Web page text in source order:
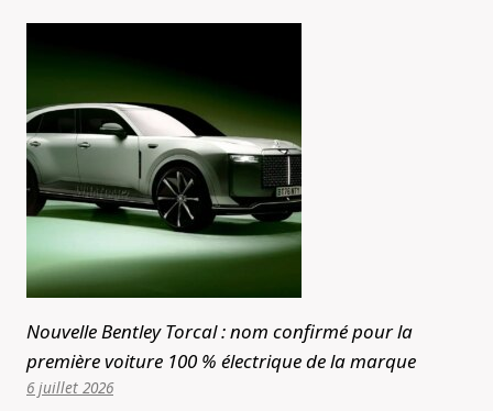
Nouvelle Bentley Torcal : nom confirmé pour la
première voiture 100 % électrique de la marque
6 juillet 2026